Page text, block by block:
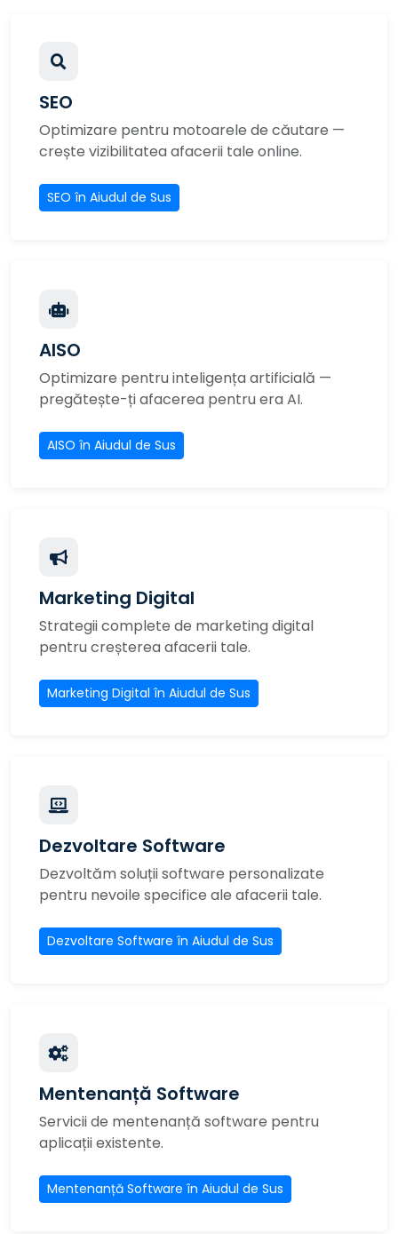
SEO
Optimizare pentru motoarele de căutare —
crește vizibilitatea afacerii tale online.
SEO în Aiudul de Sus
AISO
Optimizare pentru inteligența artificială —
pregătește-ți afacerea pentru era AI.
AISO în Aiudul de Sus
Marketing Digital
Strategii complete de marketing digital
pentru creșterea afacerii tale.
Marketing Digital în Aiudul de Sus
Dezvoltare Software
Dezvoltăm soluții software personalizate
pentru nevoile specifice ale afacerii tale.
Dezvoltare Software în Aiudul de Sus
Mentenanță Software
Servicii de mentenanță software pentru
aplicații existente.
Mentenanță Software în Aiudul de Sus